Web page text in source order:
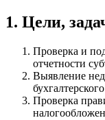
1. Цели,
Проверка и
отчетности
Выявление
Проверка